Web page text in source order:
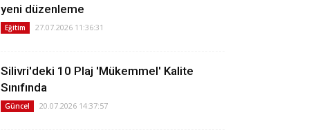
yeni düzenleme
Eğitim 27.07.2026 11:36:31
Silivri'deki 10 Plaj 'Mükemmel' Kalite
Sınıfında
Güncel 20.07.2026 14:37:57